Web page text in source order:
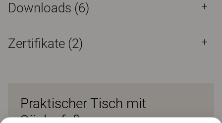
Downloads (6)
Zertifikate (2)
Praktischer Tisch mit